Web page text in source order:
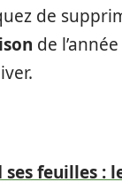
de
de
feuilles :